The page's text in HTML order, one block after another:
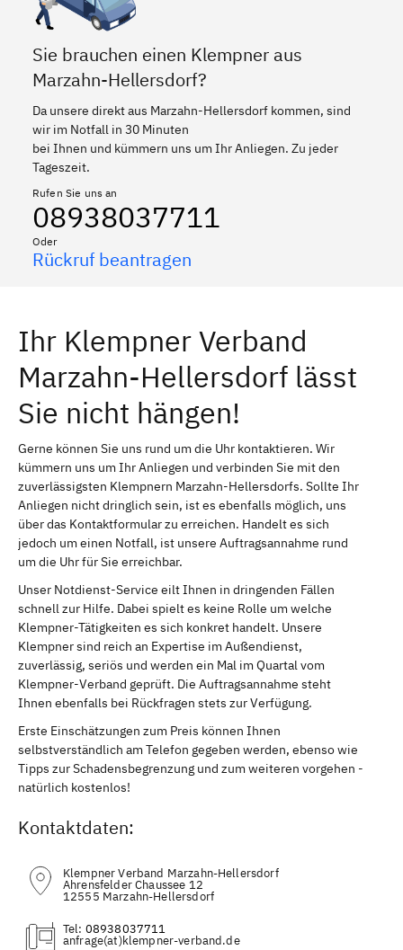
Sie brauchen einen Klempner aus
Marzahn-Hellersdorf?
Da unsere direkt aus Marzahn-Hellersdorf kommen, sind
wir im Notfall in 30 Minuten
bei Ihnen und kümmern uns um Ihr Anliegen. Zu jeder
Tageszeit.
Rufen Sie uns an
08938037711
Oder
Rückruf beantragen
Ihr Klempner Verband
Marzahn-Hellersdorf lässt
Sie nicht hängen!
Gerne können Sie uns rund um die Uhr kontaktieren. Wir
kümmern uns um Ihr Anliegen und verbinden Sie mit den
zuverlässigsten Klempnern Marzahn-Hellersdorfs. Sollte Ihr
Anliegen nicht dringlich sein, ist es ebenfalls möglich, uns
über das Kontaktformular zu erreichen. Handelt es sich
jedoch um einen Notfall, ist unsere Auftragsannahme rund
um die Uhr für Sie erreichbar.
Unser Notdienst-Service eilt Ihnen in dringenden Fällen
schnell zur Hilfe. Dabei spielt es keine Rolle um welche
Klempner-Tätigkeiten es sich konkret handelt. Unsere
Klempner sind reich an Expertise im Außendienst,
zuverlässig, seriös und werden ein Mal im Quartal vom
Klempner-Verband geprüft. Die Auftragsannahme steht
Ihnen ebenfalls bei Rückfragen stets zur Verfügung.
Erste Einschätzungen zum Preis können Ihnen
selbstverständlich am Telefon gegeben werden, ebenso wie
Tipps zur Schadensbegrenzung und zum weiteren vorgehen -
natürlich kostenlos!
Kontaktdaten:
Klempner Verband Marzahn-Hellersdorf
Ahrensfelder Chaussee 12
12555 Marzahn-Hellersdorf
Tel: 08938037711
(at)